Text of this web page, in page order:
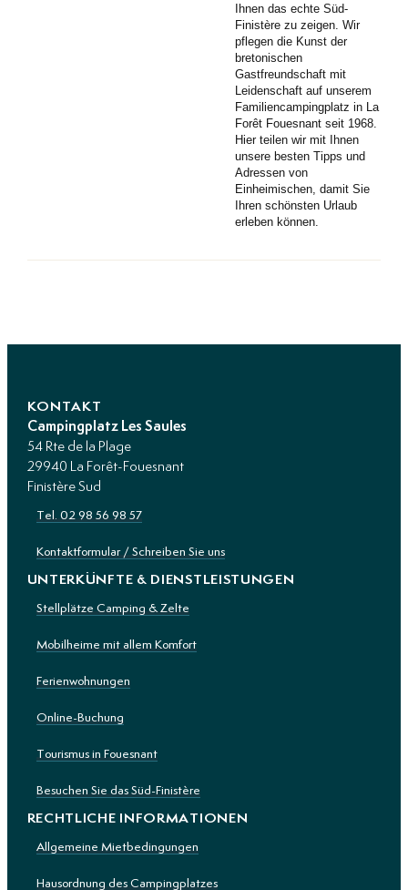
Ihnen das echte Süd-
Finistère zu zeigen. Wir
pflegen die Kunst der
bretonischen
Gastfreundschaft mit
Leidenschaft auf unserem
Familiencampingplatz in La
Forêt Fouesnant seit 1968.
Hier teilen wir mit Ihnen
unsere besten Tipps und
Adressen von
Einheimischen, damit Sie
Ihren schönsten Urlaub
erleben können.
KONTAKT
Campingplatz Les Saules
54 Rte de la Plage
29940 La Forêt-Fouesnant
Finistère Sud
Tel. 02 98 56 98 57
Kontaktformular / Schreiben Sie uns
UNTERKÜNFTE & DIENSTLEISTUNGEN
Stellplätze Camping & Zelte
Mobilheime mit allem Komfort
Ferienwohnungen
Online-Buchung
Tourismus in Fouesnant
Besuchen Sie das Süd-Finistère
RECHTLICHE INFORMATIONEN
Allgemeine Mietbedingungen
Hausordnung des Campingplatzes